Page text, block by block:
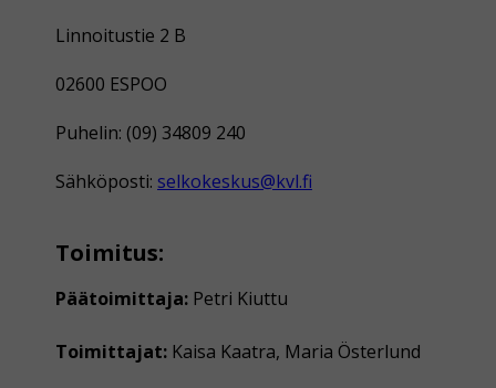
Linnoitustie 2 B
02600 ESPOO
Puhelin: (09) 34809 240
Sähköposti: selkokeskus@kvl.fi
Toimitus:
Päätoimittaja: Petri Kiuttu
Toimittajat: Kaisa Kaatra, Maria Österlund